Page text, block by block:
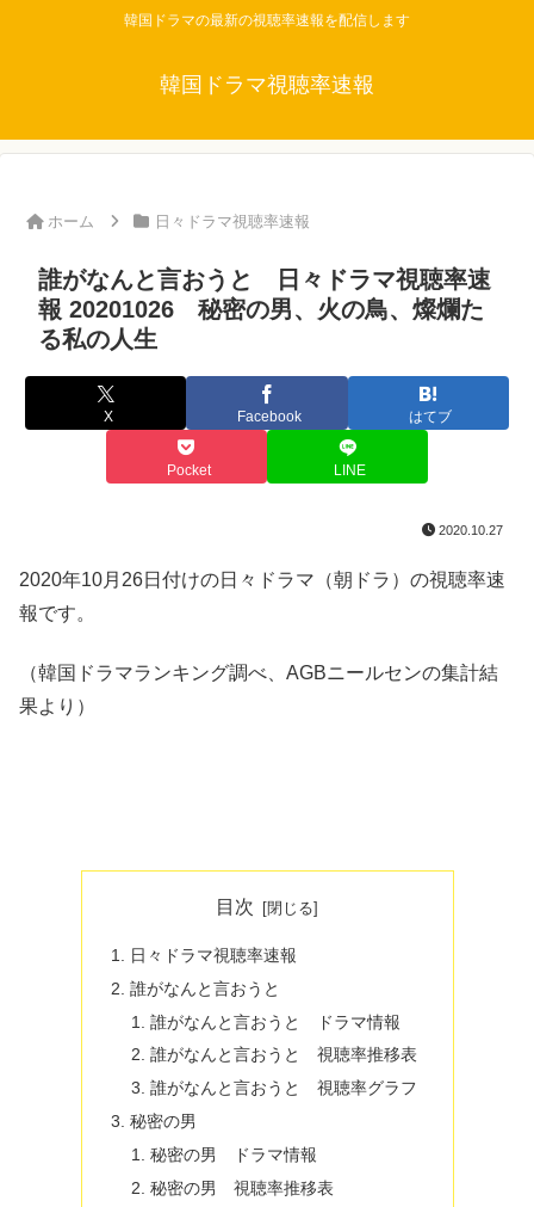
韓国ドラマの最新の視聴率速報を配信します
韓国ドラマ視聴率速報
ホーム 日々ドラマ視聴率速報
誰がなんと言おうと 日々ドラマ視聴率速
報 20201026 秘密の男、火の鳥、燦爛た
る私の人生
X Facebook はてブ
Pocket LINE
2020.10.27
2020年10月26日付けの日々ドラマ（朝ドラ）の視聴率速
報です。
（韓国ドラマランキング調べ、AGBニールセンの集計結
果より）
目次
日々ドラマ視聴率速報
誰がなんと言おうと
誰がなんと言おうと ドラマ情報
誰がなんと言おうと 視聴率推移表
誰がなんと言おうと 視聴率グラフ
秘密の男
秘密の男 ドラマ情報
秘密の男 視聴率推移表